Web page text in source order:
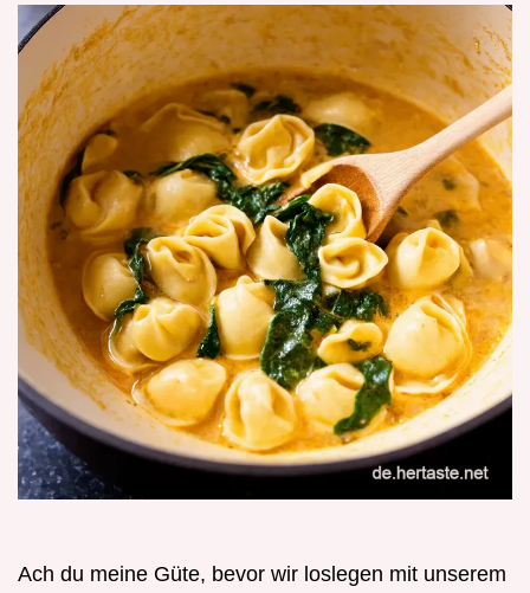
Ach du meine Güte, bevor wir loslegen mit unserem